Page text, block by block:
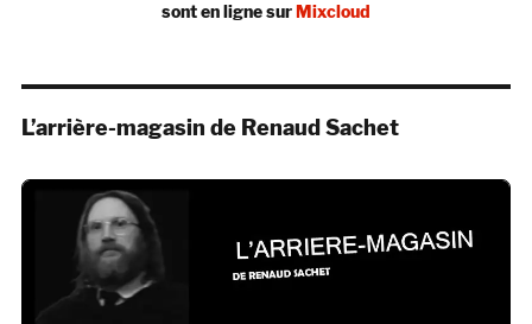
sont en ligne surMixcloud
L’arrière-magasin de Renaud Sachet